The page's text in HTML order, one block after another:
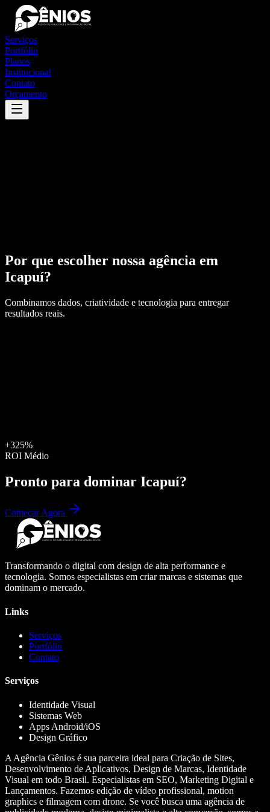
Serviços
Portfólio
Planos
Institucional
Contato
Orçamento
Por que escolher nossa agência em
Icapuí?
Combinamos dados, criatividade e tecnologia para entregar
resultados reais.
+325%
ROI Médio
Pronto para dominar Icapuí?
Começar Agora
Transformando o digital com design de alta performance e
tecnologia. Somos especialistas em criar marcas e sistemas que
dominam o mercado.
Links
Serviços
Portfólio
Contato
Serviços
Identidade Visual
Sistemas Web
Apps Android/iOS
Design Gráfico
A Agência Gênios é sua parceira ideal para Criação de Sites,
Desenvolvimento de Aplicativos, Design de Marcas, Identidade
Visual em todo Brasil. Especialistas em SEO, Marketing Digital e
Lançamentos. Fazemos edição de vídeo profissional, motion
graphics e filmagem com drone. Se você busca uma agência de